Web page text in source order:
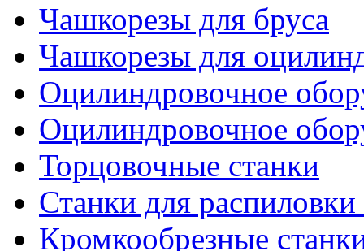
Чашкорезы для бруса
Чашкорезы для
Оцилиндровочное
Оцилиндровочное
Торцовочные станки
Станки для
Кромкообрезные